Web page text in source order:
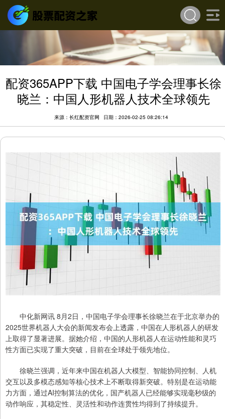
配资365APP下载 中国电子学会理事长徐
晓兰：中国人形机器人技术全球领先
来源：长红配资官网 日期：2026-02-25 08:26:14
中化新网讯 8月2日，中国电子学会理事长徐晓兰在于北京举办的
2025世界机器人大会的新闻发布会上透露，中国在人形机器人的研发
上取得了显著进展。据她介绍，中国的人形机器人在运动性能和灵巧
性方面已实现了重大突破，目前在全球处于领先地位。
徐晓兰强调，近年来中国在机器人大模型、智能协同控制、人机
交互以及多模态感知等核心技术上不断取得新突破。特别是在运动能
力方面，通过AI控制算法的优化，国产机器人已经能够实现毫秒级的
动作响应，其稳定性、灵活性和动作连贯性均得到了持续提升。